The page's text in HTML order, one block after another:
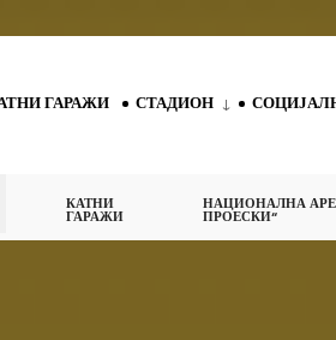
ГАРАЖИ СТАДИОН
КАТНИ
ГАРАЖИ
НАЦИОНАЛНА
ПРОЕСКИ“